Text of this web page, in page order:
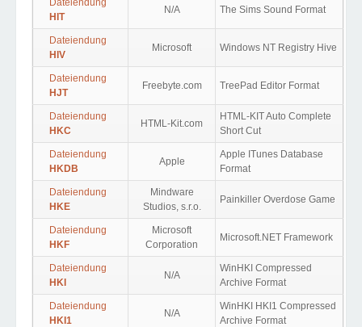
Dateiendung
HIT
N/A The Sims Sound Format
Dateiendung
HIV
Microsoft Windows NT Registry Hive
Dateiendung
HJT
Freebyte.com TreePad Editor Format
Dateiendung
HKC
HTML-Kit.com
HTML-KIT Auto Complete
Short Cut
Dateiendung
HKDB
Apple
Apple ITunes Database
Format
Dateiendung
HKE
Mindware
Studios, s.r.o.
Painkiller Overdose Game
Dateiendung
HKF
Microsoft
Corporation
Microsoft.NET Framework
Dateiendung
HKI
N/A
WinHKI Compressed
Archive Format
Dateiendung
HKI1
N/A
WinHKI HKI1 Compressed
Archive Format